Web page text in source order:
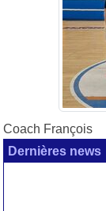
Coach François
Dernières news